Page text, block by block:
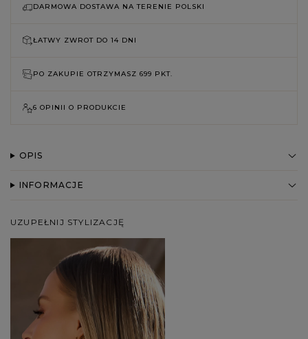
DARMOWA DOSTAWA NA TERENIE POLSKI
ŁATWY ZWROT DO 14 DNI
PO ZAKUPIE OTRZYMASZ 699 PKT.
6 OPINII O PRODUKCIE
OPIS
INFORMACJE
UZUPEŁNIJ STYLIZACJĘ